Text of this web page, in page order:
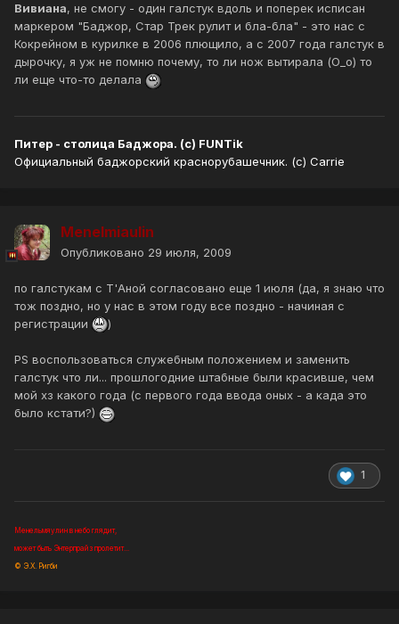
Вивиана, не смогу - один галстук вдоль и поперек исписан
маркером "Баджор, Стар Трек рулит и бла-бла" - это нас с
Кокрейном в курилке в 2006 плющило, а с 2007 года галстук в
дырочку, я уж не помню почему, то ли нож вытирала (О_о) то
ли еще что-то делала
Питер - столица Баджора. (с) FUNTik
Официальный баджорский краснорубашечник. (с) Carrie
Menelmiaulin
Опубликовано 29 июля, 2009
по галстукам с Т'Аной согласовано еще 1 июля (да, я знаю что
тож поздно, но у нас в этом году все поздно - начиная с
регистрации
)
PS воспользоваться служебным положением и заменить
галстук что ли... прошлогодние штабные были красивше, чем
мой хз какого года (с первого года ввода оных - а када это
было кстати?)
1
Менельмяулин в небо глядит,
может быть Энтерпрайз пролетит...
© Э.Х. Ригби